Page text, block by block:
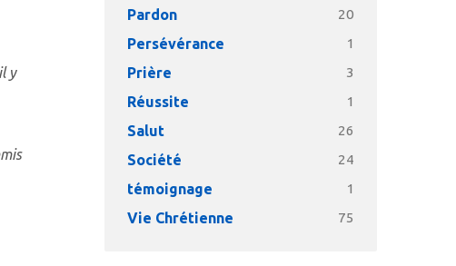
y
Pardon 20
Persévérance 1
Prière 3
Réussite 1
Salut 26
Société 24
témoignage 1
Vie Chrétienne 75